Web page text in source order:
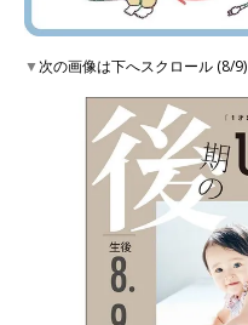
▼次の画像は下へスクロール (8/9)